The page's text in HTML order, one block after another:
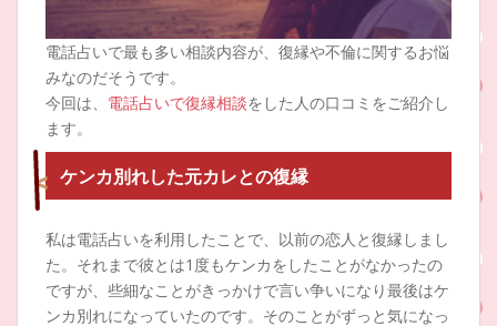
電話占いで最も多い相談内容が、復縁や不倫に関するお悩
みなのだそうです。
今回は、 電話占いで復縁相談をした人の口コミをご紹介し
ます。
ケンカ別れした元カレとの復縁
私は電話占いを利用したことで、以前の恋人と復縁しまし
た。それまで彼とは1度もケンカをしたことがなかったの
ですが、些細なことがきっかけで言い争いになり最後はケ
ンカ別れになっていたのです。そのことがずっと気になっ